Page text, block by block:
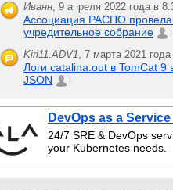
Иванн, 9 апреля 2022 года в
Ассоциация РАСПО
учредительное собрание
1
Kiri11.ADV1, 7 марта 2021
Логи catalina.out в TomCat 9
JSON
1
DevOps as a
24/7 SRE & DevOps
your Kubernetes needs.